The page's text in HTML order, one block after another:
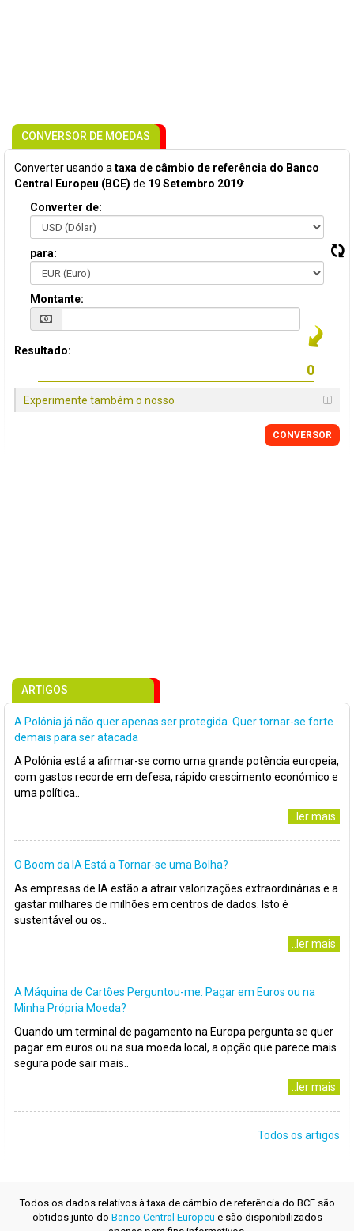
CONVERSOR DE MOEDAS
Converter usando a taxa de câmbio de referência do Banco
Central Europeu (BCE) de 19 Setembro 2019:
Converter de:
para:
Montante:
Resultado:
Experimente também o nosso
CONVERSOR
ARTIGOS
A Polónia já não quer apenas ser protegida. Quer tornar-se forte
demais para ser atacada
A Polónia está a afirmar-se como uma grande potência europeia,
com gastos recorde em defesa, rápido crescimento económico e
uma política..
..ler mais
O Boom da IA Está a Tornar-se uma Bolha?
As empresas de IA estão a atrair valorizações extraordinárias e a
gastar milhares de milhões em centros de dados. Isto é
sustentável ou os..
..ler mais
A Máquina de Cartões Perguntou-me: Pagar em Euros ou na
Minha Própria Moeda?
Quando um terminal de pagamento na Europa pergunta se quer
pagar em euros ou na sua moeda local, a opção que parece mais
segura pode sair mais..
..ler mais
Todos os artigos
Todos os dados relativos à taxa de câmbio de referência do BCE são
obtidos junto do Banco Central Europeu e são disponibilizados